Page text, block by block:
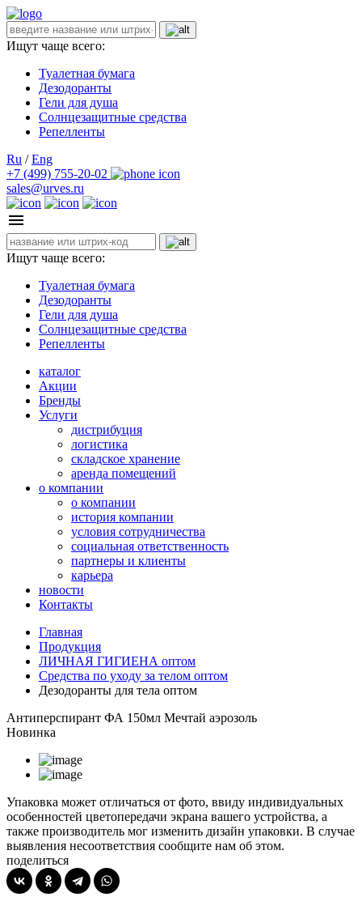
Ищут чаще всего:
Туалетная бумага
Дезодоранты
Гели для душа
Солнцезащитные средства
Репелленты
Ru / Eng
+7 (499) 755-20-02
sales@urves.ru
Ищут чаще всего:
Туалетная бумага
Дезодоранты
Гели для душа
Солнцезащитные средства
Репелленты
каталог
Акции
Бренды
Услуги
дистрибуция
логистика
складское хранение
аренда помещений
о компании
о компании
история компании
условия сотрудничества
социальная ответственность
партнеры и клиенты
карьера
новости
Контакты
Главная
Продукция
ЛИЧНАЯ ГИГИЕНА оптом
Средства по уходу за телом оптом
Дезодоранты для тела оптом
Антиперспирант ФА 150мл Мечтай аэрозоль
Новинка
Упаковка может отличаться от фото, ввиду индивидуальных
особенностей цветопередачи экрана вашего устройства, а
также производитель мог изменить дизайн упаковки. В случае
выявления несоответствия сообщите нам об этом.
поделиться